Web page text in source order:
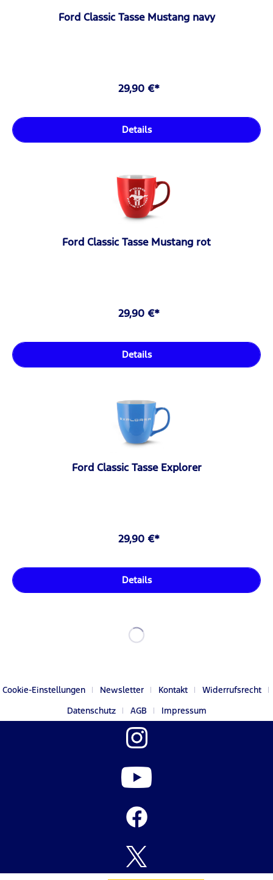
Ford Classic Tasse Mustang navy
29,90 €*
Details
Ford Classic Tasse Mustang rot
29,90 €*
Details
Ford Classic Tasse Explorer
29,90 €*
Details
Cookie-Einstellungen Newsletter Kontakt
Widerrufsrecht
Datenschutz
AGB Impressum